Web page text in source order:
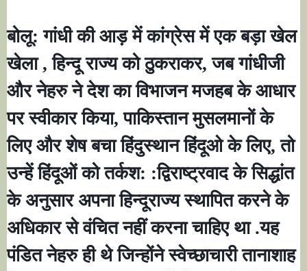
बोलू: गांधी की आड़ में कांग्रेस में एक बड़ा खेल
खेला,हिन्दू राज्य को ठुकराकर,जब गांधीजी
और नेहरु ने देश का विभाजन मजहब के आधार
पर स्वीकार किया,पाकिस्तान मुसलमानों के
लिए और शेष बचा हिंदुस्थान हिंदूओ के लिए,तो
उन्हें हिंदूओं को तर्कश: :द्विराष्ट्रवाद के सिद्धांत
के अनुसार अपना हिन्दूराज्य स्थापित करने के
अधिकार से वंचित नहीं करना चाहिए था .यह
पंडित नेहरु ही थे जिन्होंने स्वेच्छाचारी तानाशाह